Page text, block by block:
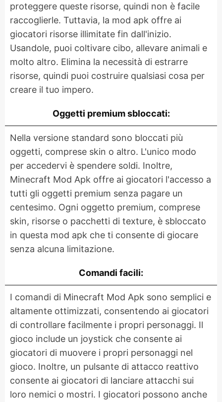
proteggere queste risorse, quindi non è facile
raccoglierle. Tuttavia, la mod apk offre ai
giocatori risorse illimitate fin dall'inizio.
Usandole, puoi coltivare cibo, allevare animali e
molto altro. Elimina la necessità di estrarre
risorse, quindi puoi costruire qualsiasi cosa per
creare il tuo impero.
Oggetti premium sbloccati:
Nella versione standard sono bloccati più
oggetti, comprese skin o altro. L'unico modo
per accedervi è spendere soldi. Inoltre,
Minecraft Mod Apk offre ai giocatori l'accesso a
tutti gli oggetti premium senza pagare un
centesimo. Ogni oggetto premium, comprese
skin, risorse o pacchetti di texture, è sbloccato
in questa mod apk che ti consente di giocare
senza alcuna limitazione.
Comandi facili:
I comandi di Minecraft Mod Apk sono semplici e
altamente ottimizzati, consentendo ai giocatori
di controllare facilmente i propri personaggi. Il
gioco include un joystick che consente ai
giocatori di muovere i propri personaggi nel
gioco. Inoltre, un pulsante di attacco reattivo
consente ai giocatori di lanciare attacchi sui
loro nemici o mostri. I giocatori possono anche